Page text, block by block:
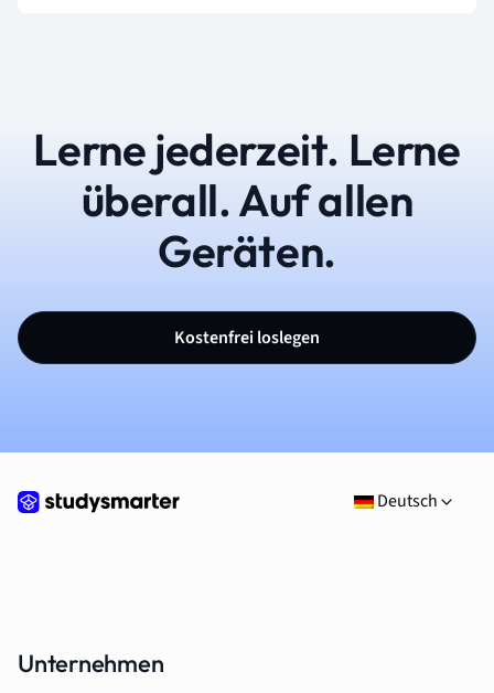
Lerne jederzeit. Lerne
überall. Auf allen
Geräten.
Kostenfrei loslegen
Deutsch
Unternehmen